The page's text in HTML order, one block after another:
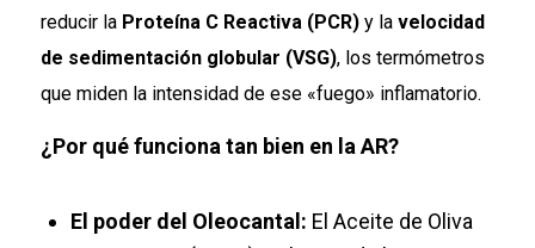
reducir la Proteína C Reactiva (PCR)y la velocidad
de sedimentación globular (VSG), los termómetros
que miden la intensidad de ese «fuego» inflamatorio.
¿Por qué funciona tan bien en la AR?
El poder del Oleocantal: El Aceite de Oliva